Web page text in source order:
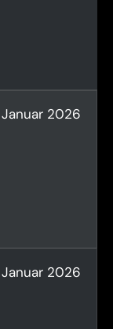
Januar 2026
Januar 2026